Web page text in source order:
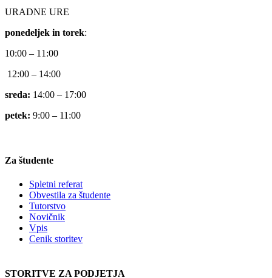
URADNE URE
ponedeljek in torek:
10:00 – 11:00
12:00 – 14:00
sreda: 14:00 – 17:00
petek: 9:00 – 11:00
Za študente
Spletni referat
Obvestila za študente
Tutorstvo
Novičnik
Vpis
Cenik storitev
STORITVE ZA PODJETJA